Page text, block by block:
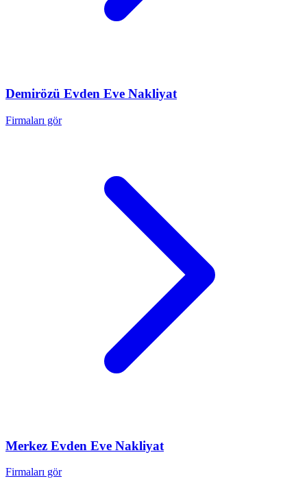
Demirözü Evden Eve Nakliyat
Firmaları gör
Merkez Evden Eve Nakliyat
Firmaları gör